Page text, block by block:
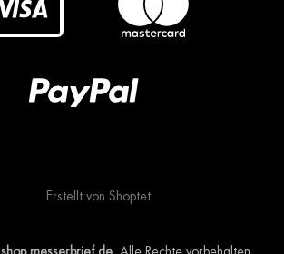
Erstellt von Shoptet
shop.messerbrief.de . Alle Rechte vorbehalten.